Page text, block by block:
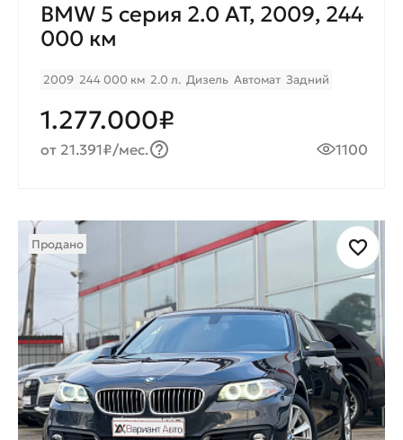
BMW 5 серия 2.0 AT, 2009, 244
000 км
2009 244 000 км 2.0 л. Дизель Автомат Задний
1.277.000₽
от 21.391₽/мес. 1100
Продано